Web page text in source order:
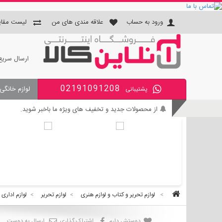
ورود به حساب علاقه مندی های من لیست
ارسال
پشتیبانی 02191091208 لوازم
از محصولات جدید و تخفیف های ویژه ما باخبر شوید.
بی واسطه و مطمئن خرید کنید.
> لوازم تحریر و کتاب و لوازم هنری > لوازم تحریر > لوازم اداری